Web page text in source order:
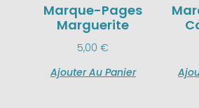
Marque-Pages
Marguerite
5,00€
Ajouter Au Panier